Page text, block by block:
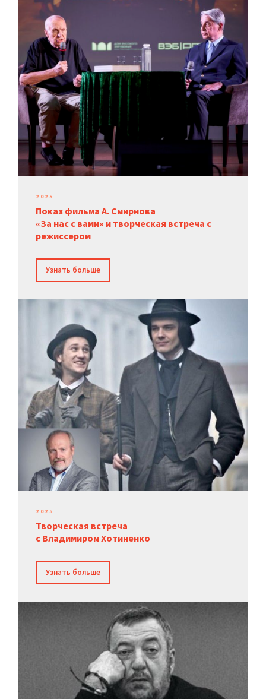
2025
Показ фильма А. Смирнова
«За нас с вами» и творческая встреча с
режиссером
Узнать больше
2025
Творческая встреча
с Владимиром Хотиненко
Узнать больше